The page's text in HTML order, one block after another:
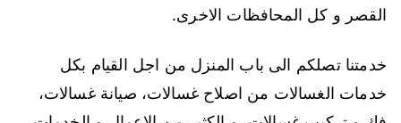
القصر و كل المحافظات الاخرى.
خدمتنا تصلكم الى باب المنزل من اجل القيام بكل
خدمات الغسالات من اصلاح غسالات، صيانة غسالات،